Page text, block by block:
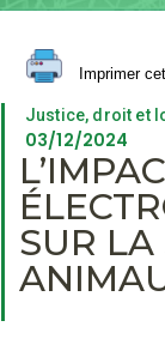
Imprimer
Justice, droit et
03/12/2024
SUR LA